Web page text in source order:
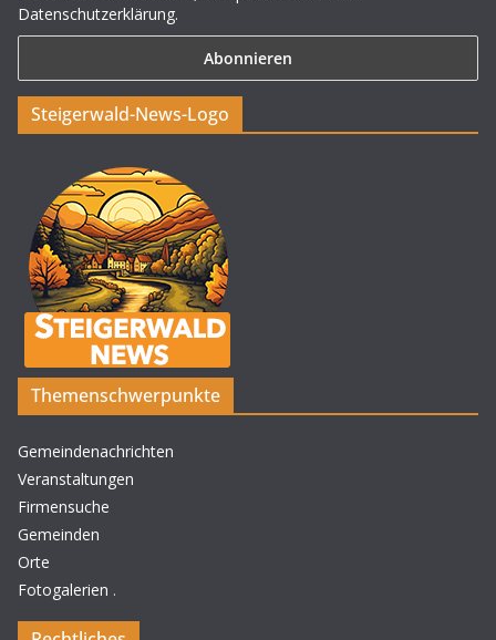
Datenschutzerklärung.
Steigerwald-News-Logo
Themenschwerpunkte
Gemeindenachrichten
Veranstaltungen
Firmensuche
Gemeinden
Orte
Fotogalerien .